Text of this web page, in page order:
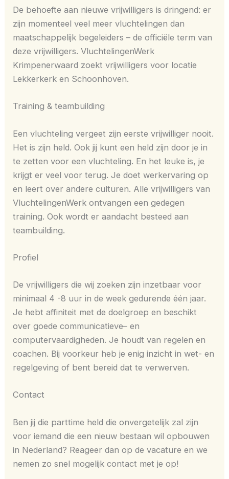
De behoefte aan nieuwe vrijwilligers is dringend: er
zijn momenteel veel meer vluchtelingen dan
maatschappelijk begeleiders – de officiële term van
deze vrijwilligers. VluchtelingenWerk
Krimpenerwaard zoekt vrijwilligers voor locatie
Lekkerkerk en Schoonhoven.
Training & teambuilding
Een vluchteling vergeet zijn eerste vrijwilliger nooit.
Het is zijn held. Ook jij kunt een held zijn door je in
te zetten voor een vluchteling. En het leuke is, je
krijgt er veel voor terug. Je doet werkervaring op
en leert over andere culturen. Alle vrijwilligers van
VluchtelingenWerk ontvangen een gedegen
training. Ook wordt er aandacht besteed aan
teambuilding.
Profiel
De vrijwilligers die wij zoeken zijn inzetbaar voor
minimaal 4 -8 uur in de week gedurende één jaar.
Je hebt affiniteit met de doelgroep en beschikt
over goede communicatieve– en
computervaardigheden. Je houdt van regelen en
coachen. Bij voorkeur heb je enig inzicht in wet- en
regelgeving of bent bereid dat te verwerven.
Contact
Ben jij die parttime held die onvergetelijk zal zijn
voor iemand die een nieuw bestaan wil opbouwen
in Nederland? Reageer dan op de vacature en we
nemen zo snel mogelijk contact met je op!